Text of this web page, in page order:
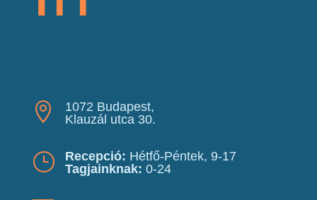

1072 Budapest,
Klauzál utca 30.
} Recepció: Hétfő-Péntek, 9-17
Tagjainknak: 0-24